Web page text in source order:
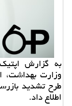
به گزارش
اطلاع داد.